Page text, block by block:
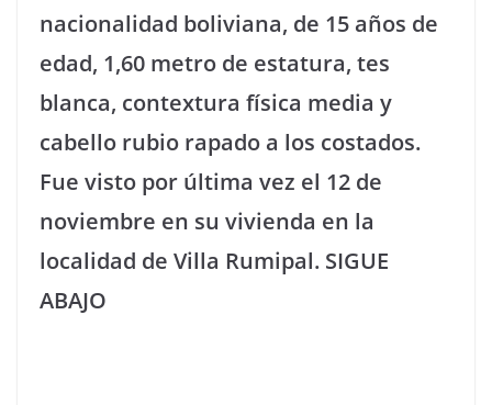
nacionalidad boliviana, de 15 años de
edad, 1,60 metro de estatura, tes
blanca, contextura física media y
cabello rubio rapado a los costados.
Fue visto por última vez el 12 de
noviembre en su vivienda en la
localidad de Villa Rumipal. SIGUE
ABAJO